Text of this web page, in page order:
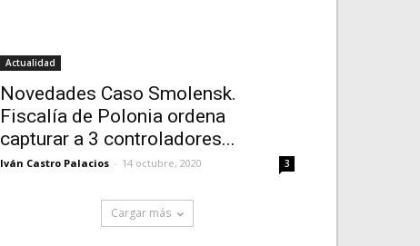
Actualidad
Novedades Caso Smolensk.
Fiscalía de Polonia ordena
capturar a 3 controladores...
Iván Castro Palacios - 14 octubre, 2020 3
Cargar más